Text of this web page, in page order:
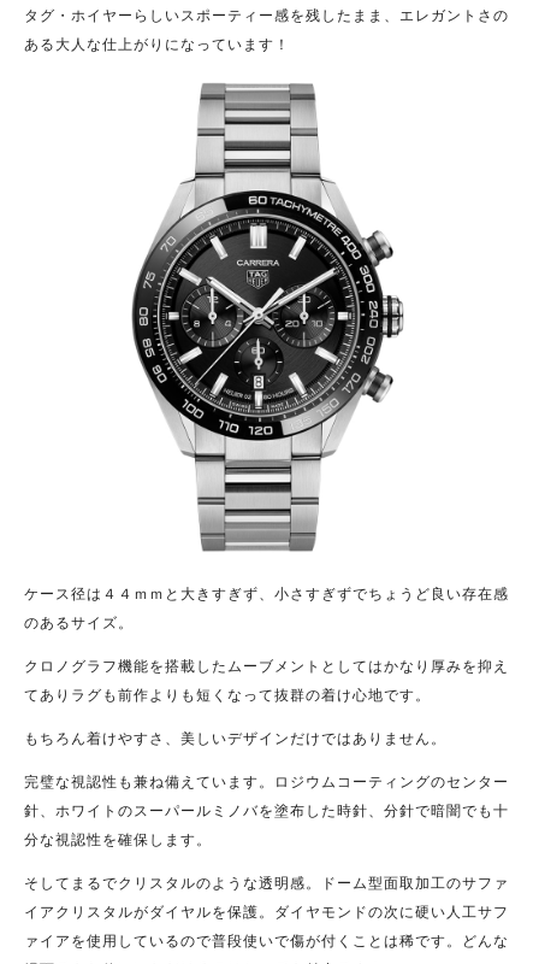
タグ・ホイヤーらしいスポーティー感を残したまま、エレガントさの
ある大人な仕上がりになっています！
ケース径は４４ｍｍと大きすぎず、小さすぎずでちょうど良い存在感
のあるサイズ。
クロノグラフ機能を搭載したムーブメントとしてはかなり厚みを抑え
てありラグも前作よりも短くなって抜群の着け心地です。
もちろん着けやすさ、美しいデザインだけではありません。
完璧な視認性も兼ね備えています。ロジウムコーティングのセンター
針、ホワイトのスーパールミノバを塗布した時針、分針で暗闇でも十
分な視認性を確保します。
そしてまるでクリスタルのような透明感。ドーム型面取加工のサファ
イアクリスタルがダイヤルを保護。ダイヤモンドの次に硬い人工サフ
ァイアを使用しているので普段使いで傷が付くことは稀です。どんな